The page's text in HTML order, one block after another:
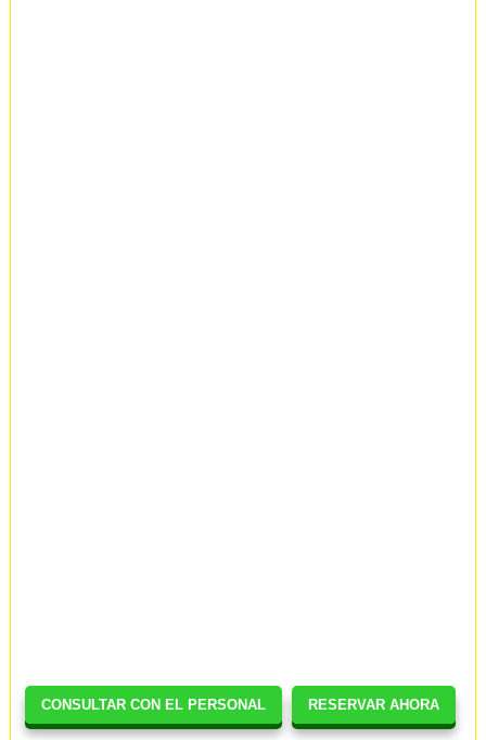
CONSULTAR CON EL PERSONAL RESERVAR AHORA